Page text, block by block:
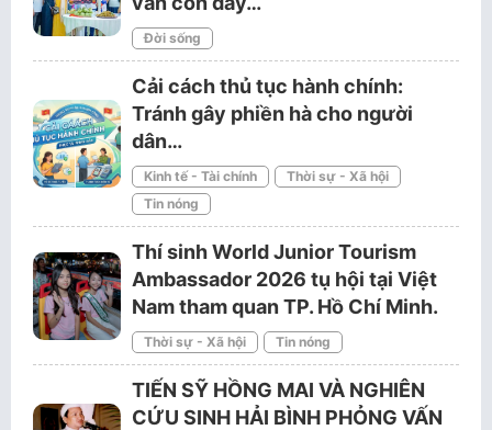
Đời sống
Cải cách thủ tục hành chính:
Tránh gây phiền hà cho người
dân…
Kinh tế - Tài chính
Thời sự - Xã hội
Tin nóng
Thí sinh World Junior Tourism
Ambassador 2026 tụ hội tại Việt
Nam tham quan TP. Hồ Chí Minh.
Thời sự - Xã hội Tin nóng
TIẾN SỸ HỒNG MAI VÀ NGHIÊN
CỨU SINH HẢI BÌNH PHỎNG VẤN